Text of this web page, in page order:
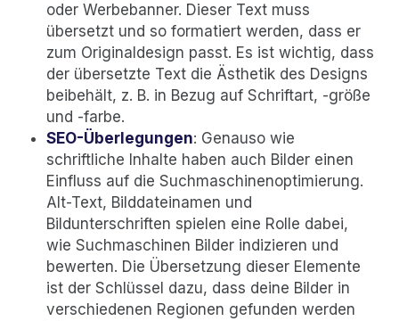
oder Werbebanner. Dieser Text muss
übersetzt und so formatiert werden, dass er
zum Originaldesign passt. Es ist wichtig, dass
der übersetzte Text die Ästhetik des Designs
beibehält, z. B. in Bezug auf Schriftart, -größe
und -farbe.
SEO-Überlegungen: Genauso wie
schriftliche Inhalte haben auch Bilder einen
Einfluss auf die Suchmaschinenoptimierung.
Alt-Text, Bilddateinamen und
Bildunterschriften spielen eine Rolle dabei,
wie Suchmaschinen Bilder indizieren und
bewerten. Die Übersetzung dieser Elemente
ist der Schlüssel dazu, dass deine Bilder in
verschiedenen Regionen gefunden werden